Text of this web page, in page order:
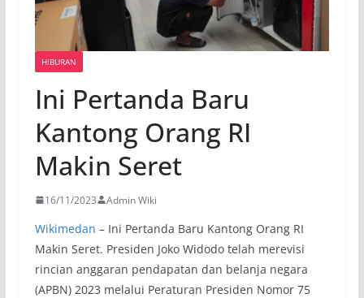
HIBURAN
Ini Pertanda Baru
Kantong Orang RI
Makin Seret
16/11/2023 Admin Wiki
Wikimedan – Ini Pertanda Baru Kantong Orang RI
Makin Seret. Presiden Joko Widodo telah merevisi
rincian anggaran pendapatan dan belanja negara
(APBN) 2023 melalui Peraturan Presiden Nomor 75